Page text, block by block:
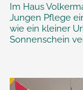
Im Haus
Jungen Pflege
wie ein kleiner
Sonnenschein